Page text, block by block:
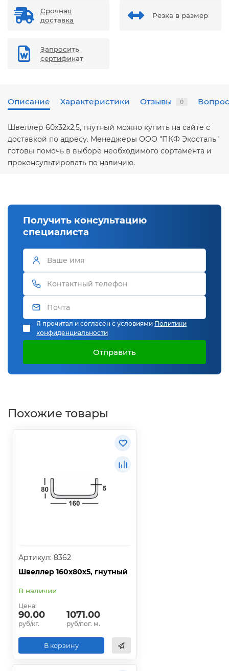
Срочная
доставка
Резка в размер
Запросить
сертификат
Описание Характеристики Отзывы 0
Швеллер 60х32х2,5, гнутный можно купить на сайте с
доставкой по адресу. Менеджеры ООО "ПКФ Экосталь"
готовы помочь в выборе необходимого сортамента и
проконсультировать по наличию.
Получить консультацию
специалиста
Я прочитал и согласен с условиями Политики
конфиденциальности
Отправить
Похожие товары
Артикул: 8362
Швеллер 160х80х5, гнутный
В наличии
Цена:
90.00
руб/кг.
1071.00
руб/пог. м.
В корзину